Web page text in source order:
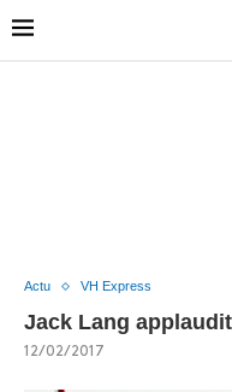
Actu VH Express
Jack Lang
12/02/2017